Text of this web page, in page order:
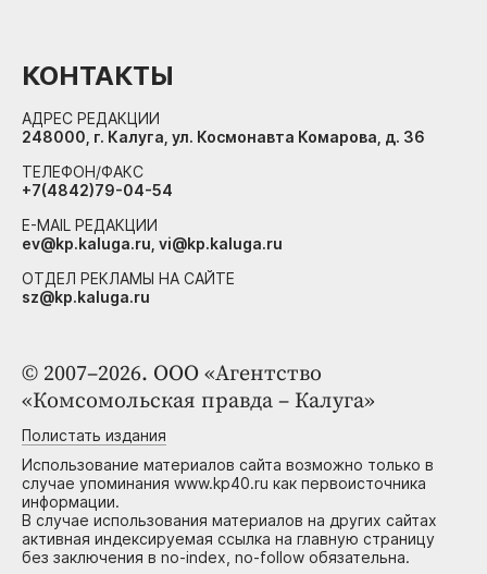
© 2007–2026. ООО «Агентство
«Комсомольская правда – Калуга»
Полистать издания
Использование материалов сайта возможно только в
случае упоминания www.kp40.ru как первоисточника
информации.
В случае использования материалов на других сайтах
активная индексируемая ссылка на главную страницу
без заключения в no-index, no-follow обязательна.
КОНТАКТЫ
АДРЕС РЕДАКЦИИ
248000, г. Калуга, ул. Космонавта Комарова, д. 36
ТЕЛЕФОН/ФАКС
+7(4842)79-04-54
E-MAIL РЕДАКЦИИ
ev@kp.kaluga.ru, vi@kp.kaluga.ru
ОТДЕЛ РЕКЛАМЫ НА САЙТЕ
sz@kp.kaluga.ru